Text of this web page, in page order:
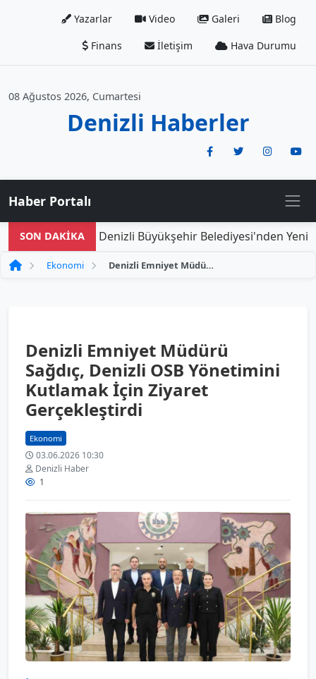
Yazarlar Video Galeri
Blog
Finans
İletişim Hava Durumu
08 Ağustos 2026, Cumartesi
Denizli Haberler
Haber Portalı
SON DAKİKA Denizli Büyükşehir Belediyesi'nden Yeni
Ekonomi Denizli Emniyet Müdürü Sağdıç, Denizli OSB Yönetimini Kutlamak İçin Ziyaret Gerçekleştirdi
Denizli Emniyet Müdürü
Sağdıç, Denizli OSB Yönetimini
Kutlamak İçin Ziyaret
Gerçekleştirdi
Ekonomi
03.06.2026 10:30
Denizli Haber
1